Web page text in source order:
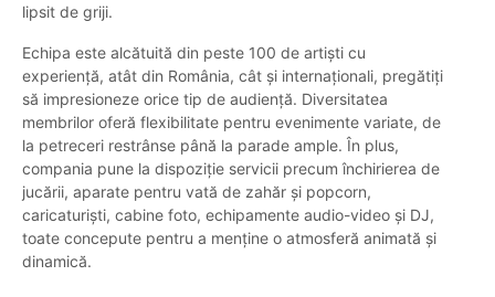
lipsit de griji.
Echipa este alcătuită din peste 100 de artiști cu
experiență, atât din România, cât și internaționali, pregătiți
să impresioneze orice tip de audiență. Diversitatea
membrilor oferă flexibilitate pentru evenimente variate, de
la petreceri restrânse până la parade ample. În plus,
compania pune la dispoziție servicii precum închirierea de
jucării, aparate pentru vată de zahăr și popcorn,
caricaturiști, cabine foto, echipamente audio-video și DJ,
toate concepute pentru a menține o atmosferă animată și
dinamică.